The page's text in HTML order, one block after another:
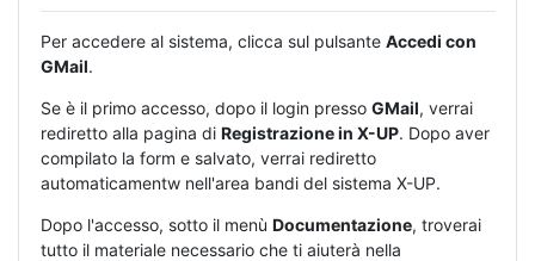
Per accedere al sistema, clicca sul pulsante Accedi con
GMail.
Se è il primo accesso, dopo il login presso GMail, verrai
rediretto alla pagina di Registrazione in X-UP. Dopo aver
compilato la form e salvato, verrai rediretto
automaticamentw nell'area bandi del sistema X-UP.
Dopo l'accesso, sotto il menù Documentazione, troverai
tutto il materiale necessario che ti aiuterà nella